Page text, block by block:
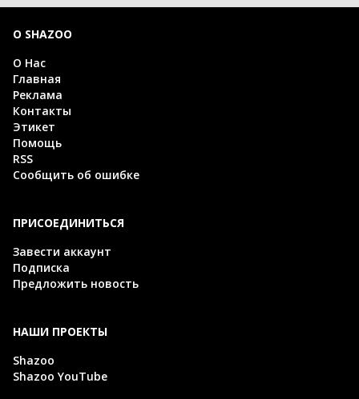
О SHAZOO
О Нас
Главная
Реклама
Контакты
Этикет
Помощь
RSS
Сообщить об ошибке
ПРИСОЕДИНИТЬСЯ
Завести аккаунт
Подписка
Предложить новость
НАШИ ПРОЕКТЫ
Shazoo
Shazoo YouTube